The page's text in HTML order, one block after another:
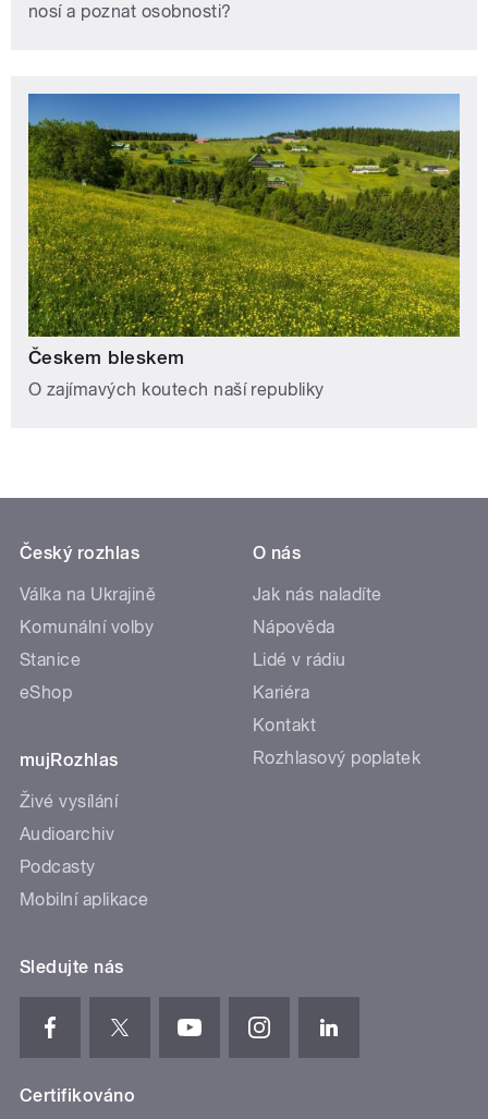
nosí a poznat osobnosti?
Českem bleskem
O zajímavých koutech naší republiky
Český rozhlas
Válka na Ukrajině
Komunální volby
Stanice
eShop
mujRozhlas
Živé vysílání
Audioarchiv
Podcasty
Mobilní aplikace
O nás
Jak nás naladíte
Nápověda
Lidé v rádiu
Kariéra
Kontakt
Rozhlasový poplatek
Sledujte nás
Certifikováno